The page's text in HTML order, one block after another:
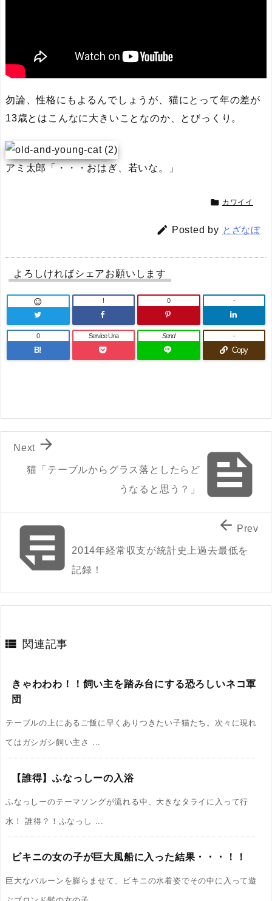
勿論、性格にもよるんでしょうが、猫にとって年の差が
13歳とはこんなに大きいことなのか、とびっくり。
アミ太郎「・・・おはぎ、若いな。」
 カワイイ
 Posted by とざなぼ
よろしければシェアお願いします
 ! 0 -
B!
0 Service Una Send
Copy
-

猫「テーブルからグラス落としたらど
うなると思う？」

Next
2014年経常収支が統計史上過去最低を
記録！
 Prev
 関連記事
きゃわわわ！！飼い主を踏み台にする恐ろしいネコ軍
団
テーブルの上にあるご飯に早くありつきたい子猫たち。次々に現れ
てはガシガシ飼い主さ ...
【誰得】ふなっしーの入浴
ふなっしーのテーマソングが流れる中、大きなタライに入って行
水！ 誰得？！ふなっし ...
ビキニの女の子が巨大風船に入った結果・・・！！
巨大なバルーンを膨らませて、ビキニの水着姿でその中に入って遊